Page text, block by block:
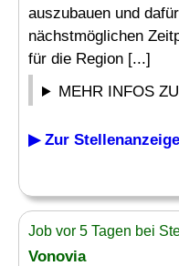
auszubauen und
nächstmöglichen
für die Region [...]
MEHR INFOS
▶ Zur Stellenanzeige
Job vor 5 Tagen bei
Vonovia